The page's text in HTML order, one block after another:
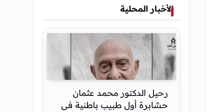
الأخبار المحلية
رحيل الدكتور محمد عثمان
حشابرة أول طبيب باطنية في